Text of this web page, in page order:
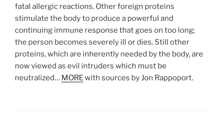
fatal allergic reactions. Other foreign proteins
stimulate the body to produce a powerful and
continuing immune response that goes on too long;
the person becomes severely ill or dies. Still other
proteins, which are inherently needed by the body, are
now viewed as evil intruders which must be
neutralized… MOREwith sources by Jon Rappoport.